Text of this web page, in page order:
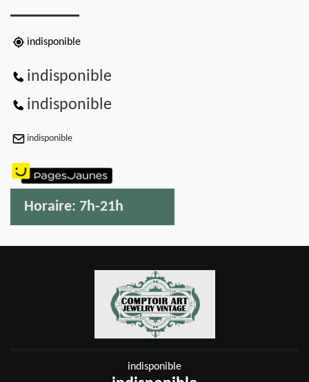
indisponible
indisponible
indisponible
indisponible
Horaire: 7h-21h
indisponible